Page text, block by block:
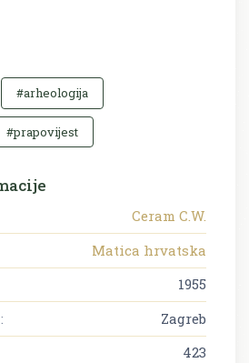
#arheologija
#prapovijest
Ceram C.W.
Matica hrvatska
1955
Zagreb
423